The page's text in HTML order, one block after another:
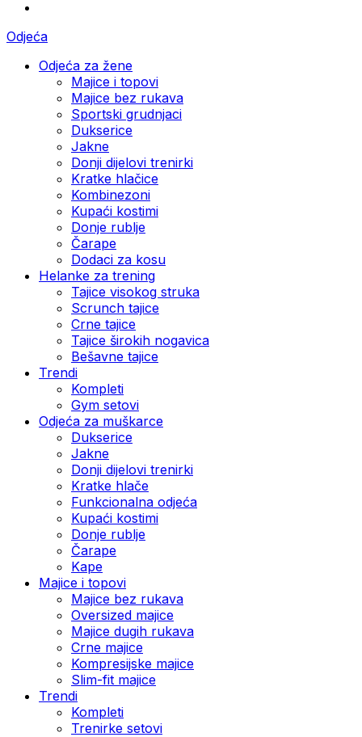
Odjeća
Odjeća za žene
Majice i topovi
Majice bez rukava
Sportski grudnjaci
Dukserice
Jakne
Donji dijelovi trenirki
Kratke hlačice
Kombinezoni
Kupaći kostimi
Donje rublje
Čarape
Dodaci za kosu
Helanke za trening
Tajice visokog struka
Scrunch tajice
Crne tajice
Tajice širokih nogavica
Bešavne tajice
Trendi
Kompleti
Gym setovi
Odjeća za muškarce
Dukserice
Jakne
Donji dijelovi trenirki
Kratke hlače
Funkcionalna odjeća
Kupaći kostimi
Donje rublje
Čarape
Kape
Majice i topovi
Majice bez rukava
Oversized majice
Majice dugih rukava
Crne majice
Kompresijske majice
Slim-fit majice
Trendi
Kompleti
Trenirke setovi